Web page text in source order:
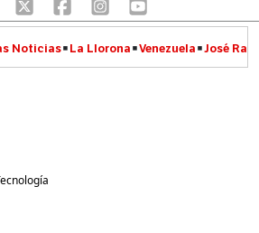
Noticias La Llorona Venezuela José